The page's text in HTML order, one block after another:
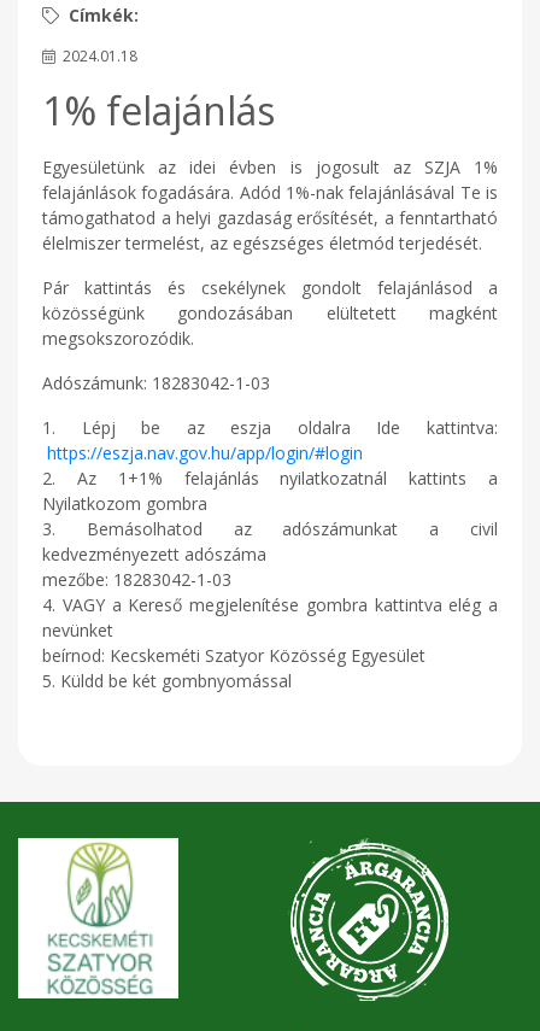
2024.01.18
1% felajánlás
Egyesületünk az idei évben is jogosult az SZJA 1%
felajánlások fogadására. Adód 1%-nak felajánlásával Te is
támogathatod a helyi gazdaság erősítését, a fenntartható
élelmiszer termelést, az egészséges életmód terjedését.
Pár kattintás és csekélynek gondolt felajánlásod a
közösségünk gondozásában elültetett magként
megsokszorozódik.
Adószámunk: 18283042-1-03
1. Lépj be az eszja oldalra Ide kattintva:
https://eszja.nav.gov.hu/app/login/#login
2. Az 1+1% felajánlás nyilatkozatnál kattints a
Nyilatkozom gombra
3. Bemásolhatod az adószámunkat a civil
kedvezményezett adószáma
mezőbe: 18283042-1-03
4. VAGY a Kereső megjelenítése gombra kattintva elég a
nevünket
beírnod: Kecskeméti Szatyor Közösség Egyesület
5. Küldd be két gombnyomással